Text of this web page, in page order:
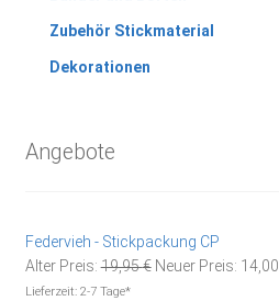
Zubehör Stickmaterial
Dekorationen
Angebote
Federvieh - Stickpackung CP
Alter Preis: 19,95€ Ursprünglicher
Neuer Preis: 14,00
Lieferzeit: 2-7 Tage*